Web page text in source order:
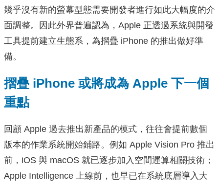
幾乎沒有新的螢幕型態需要開發者進行如此大幅度的介
面調整。因此外界普遍認為，Apple 正透過系統與開發
工具提前建立生態系，為摺疊 iPhone 的推出做好準
備。
摺疊 iPhone 或將成為 Apple 下一個
重點
回顧 Apple 過去推出新產品的模式，往往會提前數個
版本的作業系統開始鋪路。例如 Apple Vision Pro 推出
前，iOS 與 macOS 就已逐步加入空間運算相關技術；
Apple Intelligence 上線前，也早已在系統底層導入大